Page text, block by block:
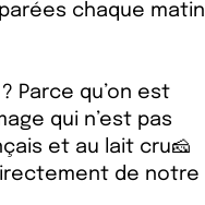
chaque matin
Parce qu’on est
qui n’est pas
et au lait cru🧀
de notre